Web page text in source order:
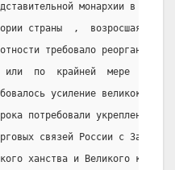
монархии в
страны  ,  возросшая
требовало
или  по  крайней  мере
усиление
потребовали укрепления
связей России с Западом
ханства и Великого